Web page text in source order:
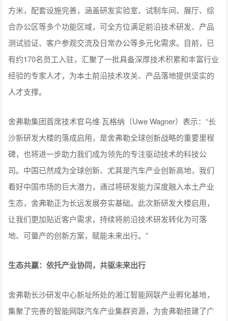
方米，配套设施完善，涵盖研发实验室、试制车间、展厅、综
合办公区等多个功能区域，可全方位满足前沿技术研发、产品
测试验证、客户参观交流及日常办公等多元化需求。目前，已
有约170名员工入驻，汇聚了一批具备深厚技术积累和丰富行业
经验的专家人才，为本土前沿技术攻关、产品落地提供坚实的
人才支撑。
舍弗勒集团首席技术官乌维·瓦格纳（Uwe Wagner）表示：“长
沙新研发大楼的落成启用，是舍弗勒全球创新战略的重要里程
碑，也将进一步助力我们成为领先的专注驱动技术的科技公
司。中国已然成为全球创新、尤其是汽车产业创新高地，我们
看好中国市场的巨大潜力，通过将研发能力深度融入本土产业
生态，舍弗勒正为长远发展夯实基础。此次新研发大楼启用，
让我们更加贴近客户需求，持续将前沿技术研发转化为可落
地、可量产的创新方案，赋能未来出行。”
生态共赢：依托产业协同，共驱未来出行
舍弗勒长沙研发中心新址所处的湘江智能网联产业孵化基地，
集聚了完善的智能网联汽车产业集群资源，为舍弗勒搭建了广